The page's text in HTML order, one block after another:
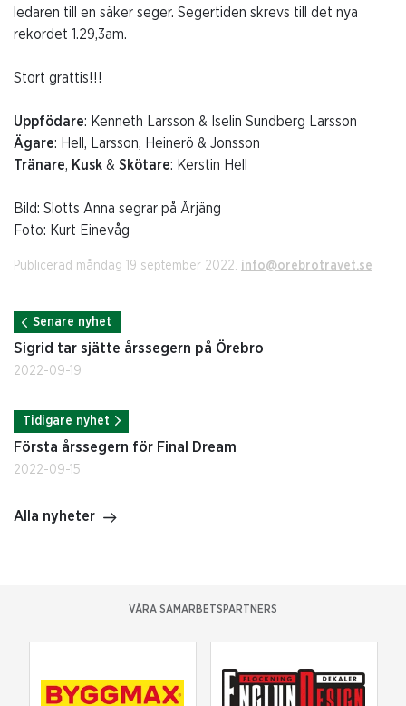
ledaren till en säker seger. Segertiden skrevs till det nya
rekordet 1.29,3am.
Stort grattis!!!
Uppfödare: Kenneth Larsson & Iselin Sundberg Larsson
Ägare: Hell, Larsson, Heinerö & Jonsson
Tränare, Kusk & Skötare: Kerstin Hell
Bild: Slotts Anna segrar på Årjäng
Foto: Kurt Einevåg
Publicerad måndag 19 september 2022. info@orebrotravet.se
Senare nyhet
Sigrid tar sjätte årssegern på Örebro
2022-09-19
Tidigare nyhet
Första årssegern för Final Dream
2022-09-15
Alla nyheter
VÅRA SAMARBETSPARTNERS